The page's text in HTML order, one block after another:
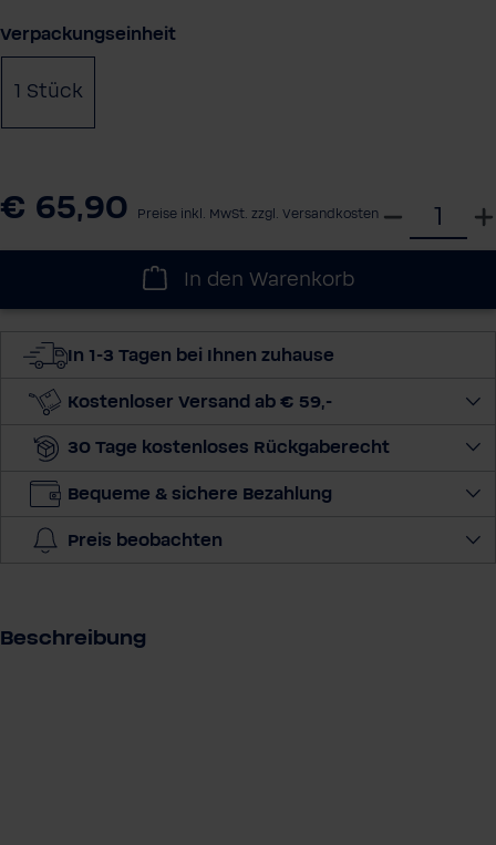
Verpackungseinheitauswählen
1 Stück
€ 65,90 Preise inkl. MwSt. zzgl. Versandkosten
W
e
e
g
In den Warenkorb
In 1-3 Tagen bei Ihnen zuhause
Kostenloser Versand ab € 59,-
30 Tage kostenloses Rückgaberecht
Bequeme & sichere Bezahlung
Preis beobachten
Beschreibung